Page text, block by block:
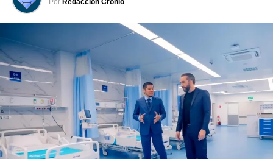
Por Redacción Cronio